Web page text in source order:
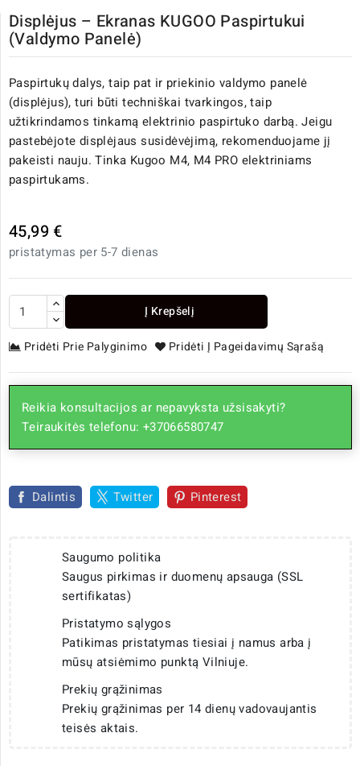
Displėjus – Ekranas KUGOO Paspirtukui
(valdymo Panelė)
Paspirtukų dalys, taip pat ir priekinio valdymo panelė
(displėjus), turi būti techniškai tvarkingos, taip
užtikrindamos tinkamą elektrinio paspirtuko darbą. Jeigu
pastebėjote displėjaus susidėvėjimą, rekomenduojame jį
pakeisti nauju. Tinka Kugoo M4, M4 PRO elektriniams
paspirtukams.
45,99 €
pristatymas per 5-7 dienas
Į Krepšelį
Pridėti Prie Palyginimo Pridėti Į Pageidavimų Sąrašą
Reikia konsultacijos ar nepavyksta užsisakyti?
Teiraukitės telefonu: +37066580747
Dalintis Twitter Pinterest
Saugumo politika
Saugus pirkimas ir duomenų apsauga (SSL
sertifikatas)
Pristatymo sąlygos
Patikimas pristatymas tiesiai į namus arba į
mūsų atsiėmimo punktą Vilniuje.
Prekių grąžinimas
Prekių grąžinimas per 14 dienų vadovaujantis
teisės aktais.